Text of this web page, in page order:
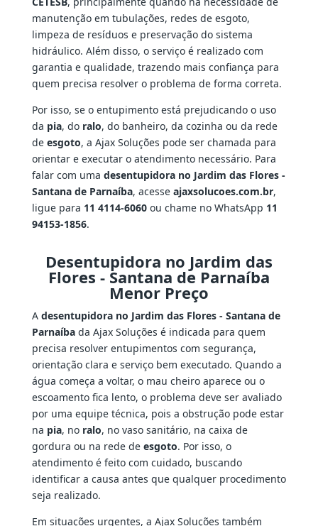
manutenção em tubulações, redes de esgoto,
limpeza de resíduos e preservação do sistema
hidráulico. Além disso, o serviço é realizado com
garantia e qualidade, trazendo mais confiança para
quem precisa resolver o problema de forma correta.
Por isso, se o entupimento está prejudicando o uso
da pia, do ralo, do banheiro, da cozinha ou da rede
de esgoto, a Ajax Soluções pode ser chamada para
orientar e executar o atendimento necessário. Para
falar com uma desentupidora no Jardim das Flores -
Santana de Parnaíba, acesse ajaxsolucoes.com.br,
ligue para 11 4114-6060ou chame no WhatsApp 11
94153-1856.
Desentupidora no Jardim das
Flores - Santana de Parnaíba
Menor Preço
A desentupidora no Jardim das Flores - Santana de
Parnaíbada Ajax Soluções é indicada para quem
precisa resolver entupimentos com segurança,
orientação clara e serviço bem executado. Quando a
água começa a voltar, o mau cheiro aparece ou o
escoamento fica lento, o problema deve ser avaliado
por uma equipe técnica, pois a obstrução pode estar
na pia, no ralo, no vaso sanitário, na caixa de
gordura ou na rede de esgoto. Por isso, o
atendimento é feito com cuidado, buscando
identificar a causa antes que qualquer procedimento
seja realizado.
Em situações urgentes, a Ajax Soluções também